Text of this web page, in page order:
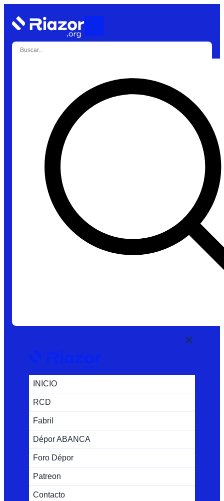
INICIO
RCD
Fabril
Dépor ABANCA
Foro Dépor
Patreon
Contacto